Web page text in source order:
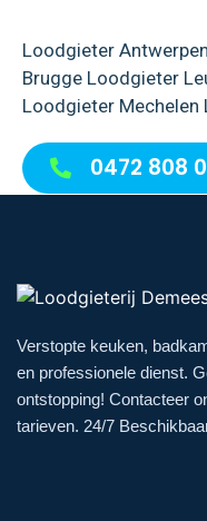
Loodgieter Antwerpen
Brugge Loodgieter
Loodgieter Mechelen
0472 808
Verstopte keuken,
en professionele dienst.
ontstopping! Contacteer
tarieven. 24/7